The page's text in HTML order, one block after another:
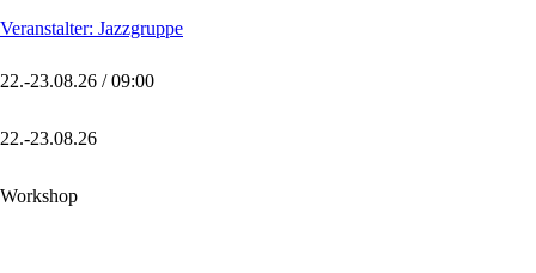
Veranstalter: Jazzgruppe
22.-23.08.26 / 09:00
22.-23.08.26
Workshop